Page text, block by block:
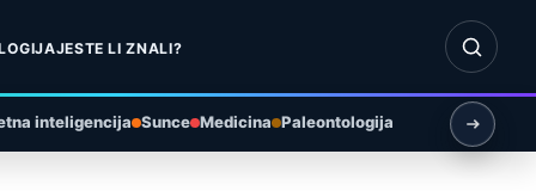
JESTE LI ZNALI?
Otvori
inteligencija Sunce Medicina Paleontologija